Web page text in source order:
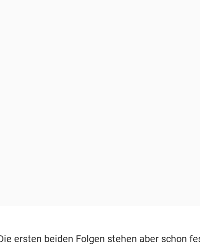
ersten beiden Folgen stehen aber schon